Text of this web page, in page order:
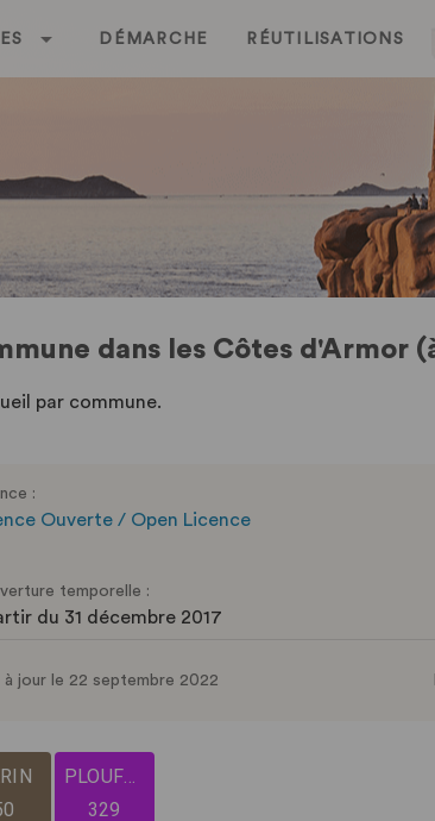
DÉMARCHE RÉUTILISATIONS
dans les Côtes d'Armor
par commune.
:
Ouverte / Open Licence
temporelle :
du 31 décembre 2017
à jour le 22 septembre 2022